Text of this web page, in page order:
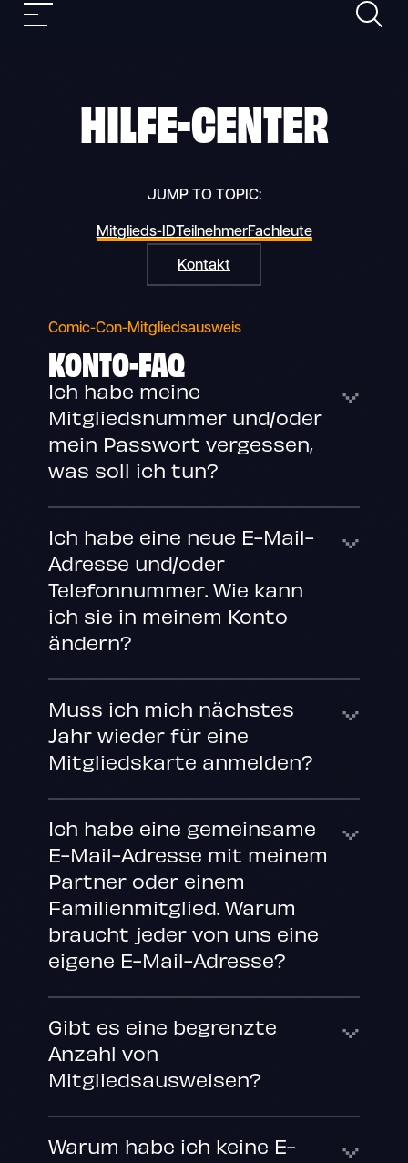
SkipMobile
Suche
HILFE-CENTER
JUMP TO TOPIC:
Mitglieds-IDTeilnehmerFachleute
Kontakt
Comic-Con-Mitgliedsausweis
KONTO-FAQ
Ich habe meine
Mitgliedsnummer und/oder
mein Passwort vergessen,
was soll ich tun?
Ich habe eine neue E-Mail-
Adresse und/oder
Telefonnummer. Wie kann
ich sie in meinem Konto
ändern?
Muss ich mich nächstes
Jahr wieder für eine
Mitgliedskarte anmelden?
Ich habe eine gemeinsame
E-Mail-Adresse mit meinem
Partner oder einem
Familienmitglied. Warum
braucht jeder von uns eine
eigene E-Mail-Adresse?
Gibt es eine begrenzte
Anzahl von
Mitgliedsausweisen?
Warum habe ich keine E-